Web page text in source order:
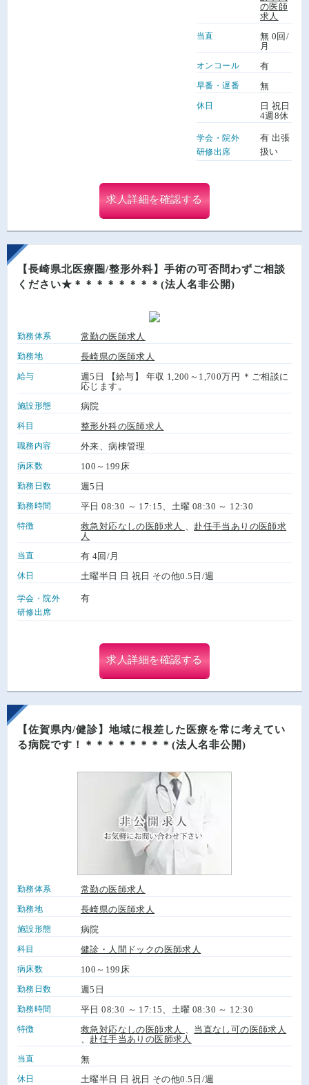
の医師
求人
当直
無 0回/
月
オンコール 有
早番・遅番 無
休日
日 祝日
4週8休
学会・院外
研修出席
有 出張
扱い
求人詳細を確認する
【長崎県北医療圏/整形外科】手術の可否問わずご相談
ください★＊＊＊＊＊＊＊＊(法人名非公開)
勤務体系 常勤の医師求人
勤務地 長崎県の医師求人
給与
週5日 【給与】 年収 1,200～1,700万円 ＊ご相談に
応じます。
施設形態 病院
科目 整形外科の医師求人
職務内容 外来、病棟管理
病床数 100～199床
勤務日数 週5日
勤務時間 平日 08:30 ～ 17:15、土曜 08:30 ～ 12:30
特徴 救急対応なしの医師求人
赴任手当ありの医師求
人
当直 有 4回/月
休日 土曜半日 日 祝日 その他0.5日/週
学会・院外
研修出席
有
求人詳細を確認する
【佐賀県内/健診】地域に根差した医療を常に考えてい
る病院です！＊＊＊＊＊＊＊＊(法人名非公開)
勤務体系 常勤の医師求人
勤務地 長崎県の医師求人
施設形態 病院
科目 健診・人間ドックの医師求人
病床数 100～199床
勤務日数 週5日
勤務時間 平日 08:30 ～ 17:15、土曜 08:30 ～ 12:30
特徴 救急対応なしの医師求人
当直なし可の医師求人
赴任手当ありの医師求人
当直 無
休日 土曜半日 日 祝日 その他0.5日/週